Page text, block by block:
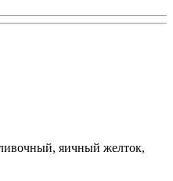
яичный желток,